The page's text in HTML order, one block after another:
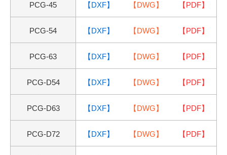
PCG-45 【DXF】 【DWG】 【PDF】
PCG-54 【DXF】 【DWG】 【PDF】
PCG-63 【DXF】 【DWG】 【PDF】
PCG-D54 【DXF】 【DWG】 【PDF】
PCG-D63 【DXF】 【DWG】 【PDF】
PCG-D72 【DXF】 【DWG】 【PDF】